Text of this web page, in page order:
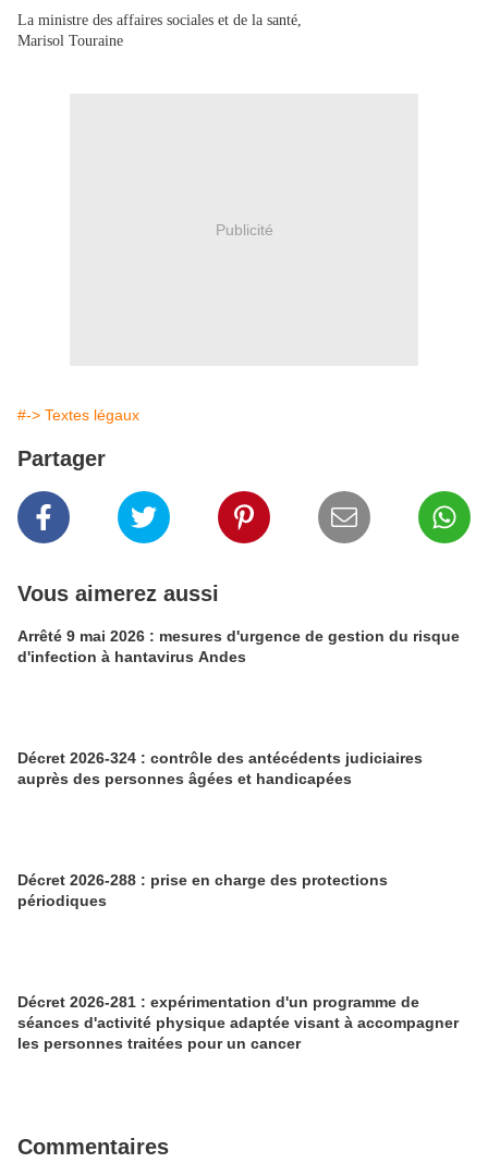
La ministre des affaires sociales et de la santé,
Marisol Touraine
Publicité
#-> Textes légaux
Partager
Vous aimerez aussi
Arrêté 9 mai 2026 : mesures d'urgence de gestion du risque
d'infection à hantavirus Andes
Décret 2026-324 : contrôle des antécédents judiciaires
auprès des personnes âgées et handicapées
Décret 2026-288 : prise en charge des protections
périodiques
Décret 2026-281 : expérimentation d'un programme de
séances d'activité physique adaptée visant à accompagner
les personnes traitées pour un cancer
Commentaires